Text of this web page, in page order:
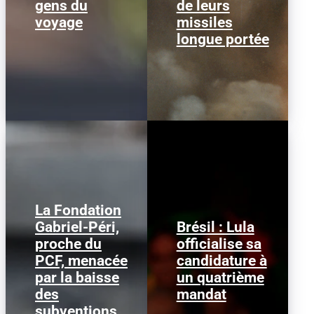
gens du
voyage
de leurs
missiles
longue portée
épuisé la...
La Fondation
Gabriel-Péri,
proche du
PCF, menacée
par la baisse
des
Guillaume Roubaud-
Quashie, président de la
Fondation Gabriel-Péri
et membre de la
direction du PCF...
Brésil : Lula
officialise sa
candidature à
un quatrième
mandat
Lula da Silva dimanche
2 août 2026, au congrès
du Parti des travailleurs
à São Paulo - AFP Le...